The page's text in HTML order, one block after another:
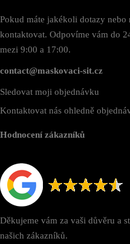
Pokud máte jakékoli dotazy nebo
kontaktovat. Odpovíme vám do
mezi 9:00 a 17:00.
contact@maskovaci-sit.cz
Sledovat moji objednávku
Kontaktovat nás ohledně
Hodnocení zákazníků
Děkujeme vám za vaši důvěru a
našich zákazníků.